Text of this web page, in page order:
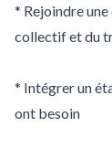
* Rejoindre
collectif et du
* Intégrer un
ont besoin